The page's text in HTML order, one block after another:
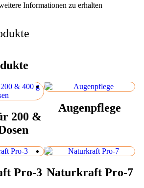
Informationen zu erhalten
200 &
Augenpflege
Pro-3 Naturkraft Pro-7